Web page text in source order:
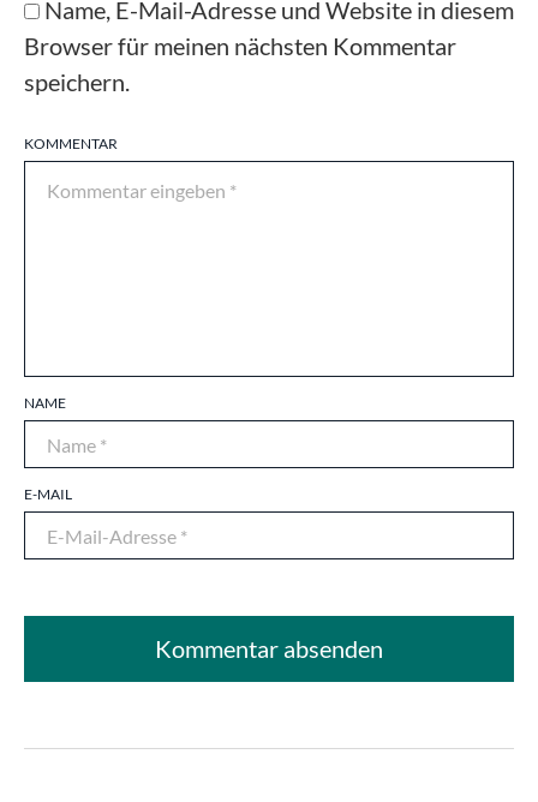
KOMMENTAR
NAME
E-MAIL
Name, E-Mail-Adresse und Website in diesem
Browser für meinen nächsten Kommentar
speichern.